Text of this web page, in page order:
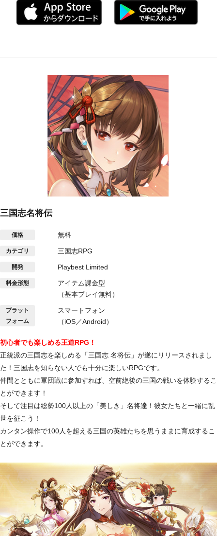
三国志名将伝
価格 無料
カテゴリ 三国志RPG
開発 Playbest Limited
料金形態
アイテム課金型
（基本プレイ無料）
プラット
フォーム
スマートフォン
（iOS／Android）
初心者でも楽しめる王道RPG！
正統派の三国志を楽しめる「三国志 名将伝」が遂にリリースされまし
た！三国志を知らない人でも十分に楽しいRPGです。
仲間とともに軍団戦に参加すれば、空前絶後の三国の戦いを体験するこ
とができます！
そして注目は総勢100人以上の「美しき」名将達！彼女たちと一緒に乱
世を征こう！
カンタン操作で100人を超える三国の英雄たちを思うままに育成するこ
とができます。